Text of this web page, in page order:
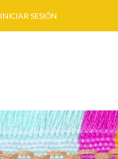
INICIAR SESIÓN